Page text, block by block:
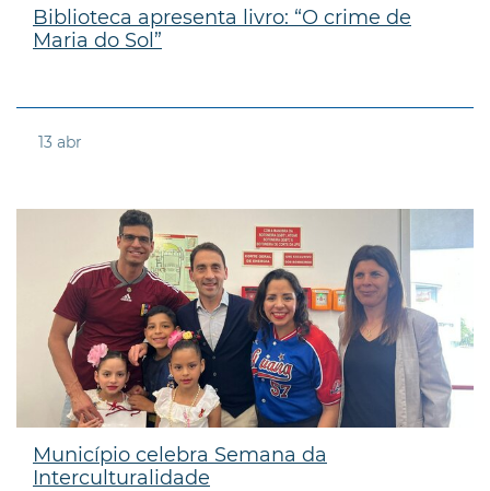
Biblioteca apresenta livro: “O crime de
Maria do Sol”
13 abr
Município celebra Semana da
Interculturalidade